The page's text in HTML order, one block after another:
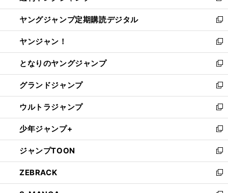
開
く
ウ
で
開
く
ン
ド
ウ
で
開
く
し
い
ウ
ィ
ン
ド
ウ
で
開
く
ヤングジャンプ定期購読デジタル
新
し
い
ウ
ィ
ン
ド
ウ
で
開
く
ヤンジャン！
新
し
い
ウ
ィ
ン
ド
ウ
で
開
く
となりのヤングジャンプ
新
し
い
ウ
ィ
ン
ド
ウ
で
開
く
グランドジャンプ
新
し
い
ウ
ィ
ン
ド
ウ
で
開
ウルトラジャンプ
新
し
い
ウ
ィ
ン
ド
ウ
少年ジャンプ+
新
し
い
ウ
ィ
ン
ジャンプTOON
新
し
い
ウ
ZEBRACK
新
し